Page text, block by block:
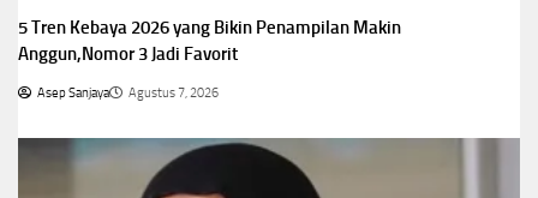
5 Tren Kebaya 2026 yang Bikin Penampilan Makin
Anggun,Nomor 3 Jadi Favorit
Asep Sanjaya Agustus 7, 2026